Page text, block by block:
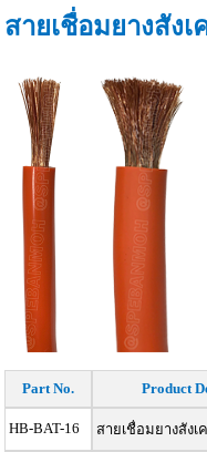
สายเชื่อมยางสัง
Part No. Product
HB-BAT-16 สายเชื่อมยางสังเ